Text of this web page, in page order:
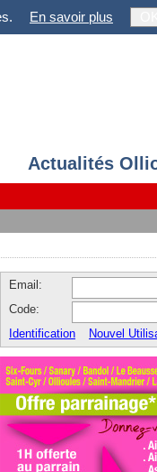
En savoir plus
Actualités
Email:
Code:
Identification
Nouvel